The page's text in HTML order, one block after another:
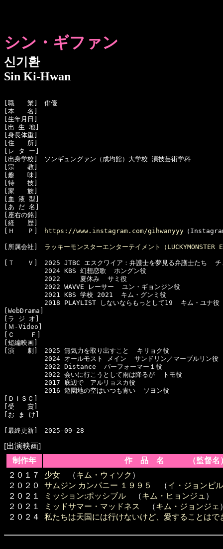
シン・ギファン
신기환
Sin Ki-Hwan
[職　　業]　俳優
[本　　名]
[生年月日]
[出 生 地]
[身長体重]
[住　　所]
[レ タ ー]
[出身学校]　ソンギュングァン（成均館）大学校 演技芸術学科
[宗　　教]
[趣　　味]
[特　　技]
[家　　族]
[血 液 型]
[あ だ 名]
[座右の銘]
[経　　歴]
[Ｈ　　Ｐ]
https://www.instagram.com/gihwanyyy （
[所属会社] ラッキーモンスターエンターテイメント（LUCKYMONSTER
[Ｔ　　Ｖ]　2025 JTBC エスクワイア：弁護士を夢見る弁護士たち  チ
  　　　　　2024 KBS 幻想恋歌  ホングン役
  　　　　　2022     夏休み  サミ役
  　　　　　2022 WAVVE レーサー  ユン・ギョンジン役
  　　　　　2021 KBS 学校 2021  キム・グンミ役
  　　　　　2018 PLAYLIST しないならもっとして19  キム・ユナ役
[WebDrama]
[ラ ジ オ]
[Ｍ-Video]
[Ｃ    Ｆ]
[短編映画]
[演　　劇]　2025 無気力を取り出すこと  キリョク役
  　　　　　2024 オールモスト メイン  サンドリン／マーブルリン役
  　　　　　2022 Distance  パーフォーマー１役
  　　　　　2022 会いに行こうとして雨は降るが  トモ役
  　　　　　2017 底辺で　アルリョスカ役
  　　　　　2016 遊園地の空はいつも青い  ソヨン役
[ＤＩＳＣ]
[受　　賞]
[お ま け]
[出演映画]
制作年
作 品 名 （監督名
２０１７
２０２０
２０２１
２０２１
２０２４
少女 （キム・ウィソク ）
サムジン カンパニー １９９５
（イ・ジョンピ
ミッション:ポッシブル （キム・ヒョンジュ ）
ミッドサマー・マッドネス
（キム・ジョンジェ
私たちは天国には行けないけど、愛することはで